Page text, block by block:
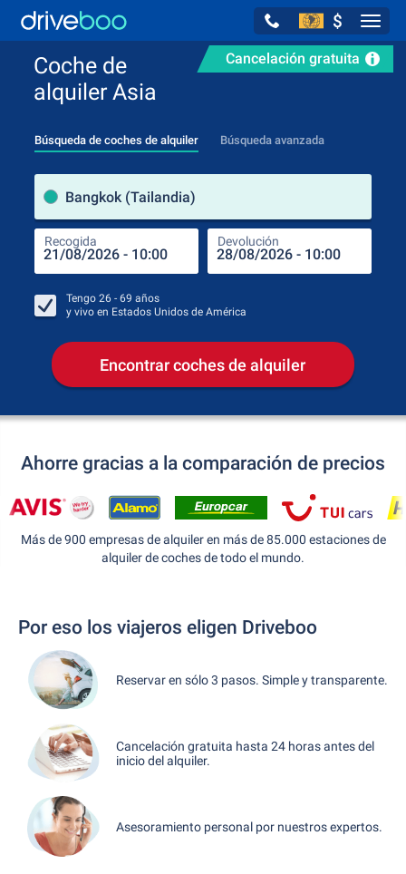
$
Cancelación gratuita
Coche de
alquiler Asia
Búsqueda de coches de alquiler Búsqueda avanzada
Bangkok (Tailandia)
Recogida Devolución
Tengo 26 - 69 años
y vivo en Estados Unidos de América
Encontrar coches de alquiler
Ahorre gracias a la comparación de precios
Más de 900 empresas de alquiler en más de 85.000 estaciones de
alquiler de coches de todo el mundo.
Por eso los viajeros eligen Driveboo
Reservar en sólo 3 pasos. Simple y transparente.
Cancelación gratuita hasta 24 horas antes del
inicio del alquiler.
Asesoramiento personal por nuestros expertos.